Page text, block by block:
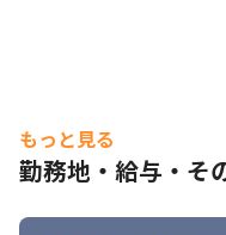
もっと見る
勤務地・給与・そ